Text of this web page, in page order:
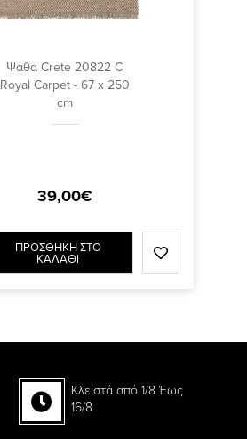
Ψάθα Crete 20822 C
Royal Carpet - 67 x 250
cm
39,00€
ΠΡΟΣΘΗΚΗ ΣΤΟ
ΚΑΛΑΘΙ
Κλειστά από 1/8 Έως
16/8